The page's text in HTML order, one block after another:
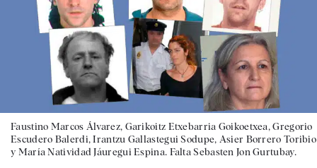
Faustino Marcos Álvarez, Garikoitz Etxebarria Goikoetxea, Gregorio
Escudero Balerdi, Irantzu Gallastegui Sodupe, Asier Borrero Toribio
y María Natividad Jáuregui Espina. Falta Sebasten Jon Gurtubay.